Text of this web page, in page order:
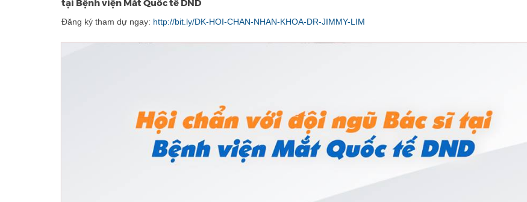
tại Bệnh viện Mắt Quốc tế DND
Đăng ký tham dự ngay: http://bit.ly/DK-HOI-CHAN-NHAN-KHOA-DR-JIMMY-LIM